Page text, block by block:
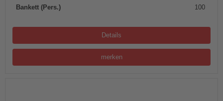
Bankett (Pers.) 100
Details
merken